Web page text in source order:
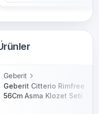
Geberit
Geberit Citterio Rimfree
56Cm Asma Klozet Seti